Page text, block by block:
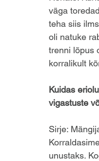
väga
teha siis
oli natuke
trenni lõpus
korralikult
Kuidas
vigastuste
Sirje:
unustaks.